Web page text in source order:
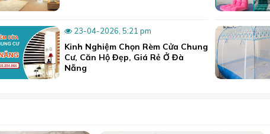
mẻ quanh năm, suôn mượt, êm ái.
lụa cao cấp này còn có hàng chục mẫu trơn đơn săc hoặc
để tìm được màu sắc phù hợp.
khác tại đây:Bộ chăn ga gối lụa
23-04-2026, 5:21 pm
Kinh Nghiệm Chọn Rèm Cửa Chung
Cư, Căn Hộ Đẹp, Giá Rẻ Ở Đà
Nẵng